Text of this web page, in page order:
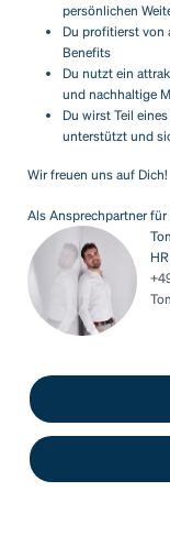
persönlichen
Du profitierst von
Benefits
Du nutzt ein
und nachhaltige
Du wirst Teil
unterstützt und
Wir freuen uns auf Dich!
Als Ansprechpartner